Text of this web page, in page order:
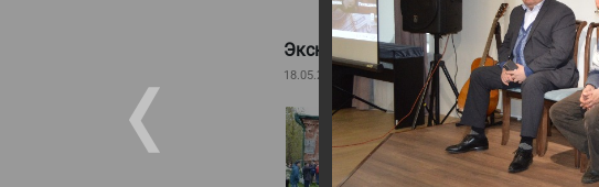
Экскурсия в Доме Окуджавы
18.05.2024